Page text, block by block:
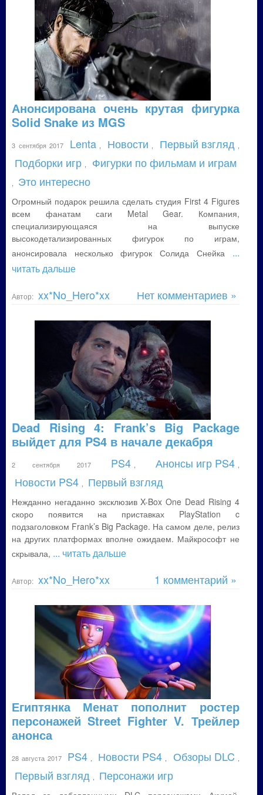
Анонсирована очень крутая фигурка
Solid Snake из MGS
3 сентября 2017 Lenta Новости Первый взгляд
Подборки игр Фигурки по фильмам и играм
Это интересно
Огромный подарок решила сделать студия First 4 Figures
всем фанатам саги Metal Gear. Компания,
специализирующаяся на выпуске
высокодетализированных фигурок по играм,
анонсировала несколько фигурок Солида Снейка ...
читать дальше
Автор: xx*No_Hero*xx Нет комментариев »
Dead Rising 4: Frank’s Big Package
выйдет для PS4 в начале декабря
2 сентября 2017 PS4 Анонсы игр PS4
Новости PS4 Первый взгляд
Нежданно негаданно эксклюзив X-Box One Dead Rising 4
скоро появится на приставках PlayStation c
подзаголовком Frank’s Big Package. На самом деле, релиз
на других платформах вполне ожидаем. Майкрософт не
скрывала, ... читать дальше
Автор: xx*No_Hero*xx 1 комментарий »
Египтянка Менат пополнит ростер
персонажей Street Fighter V. Трейлер
анонса
28 августа 2017 PS4 Новости PS4 Обзоры DLC
Первый взгляд Персонажи игр